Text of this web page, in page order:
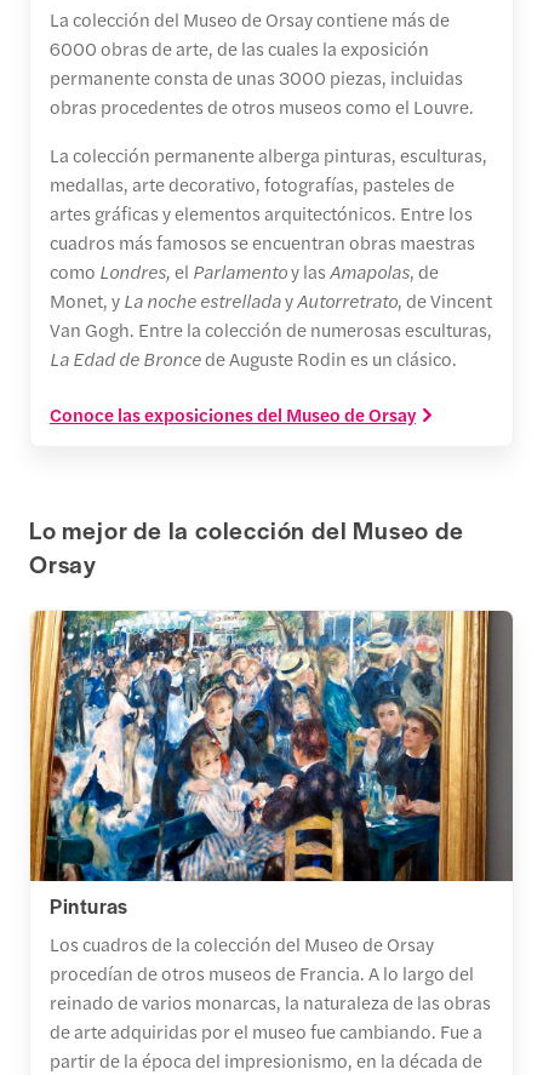
La colección del Museo de Orsay contiene más de
6000 obras de arte, de las cuales la exposición
permanente consta de unas 3000 piezas, incluidas
obras procedentes de otros museos como el Louvre.
La colección permanente alberga pinturas, esculturas,
medallas, arte decorativo, fotografías, pasteles de
artes gráficas y elementos arquitectónicos. Entre los
cuadros más famosos se encuentran obras maestras
como Londres,el Parlamentoy lasAmapolas, de
Monet, yLa noche estrelladayAutorretrato, de Vincent
Van Gogh. Entre la colección de numerosas esculturas,
La Edad de Broncede Auguste Rodin es un clásico.
Conoce las exposiciones del Museo de Orsay
Lo mejor de la colección del Museo de
Orsay
Pinturas
Los cuadros de la colección del Museo de Orsay
procedían de otros museos de Francia. A lo largo del
reinado de varios monarcas, la naturaleza de las obras
de arte adquiridas por el museo fue cambiando. Fue a
partir de la época del impresionismo, en la década de